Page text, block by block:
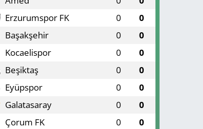
Erzurumspor FK 0 0
Başakşehir 0 0
Kocaelispor 0 0
Beşiktaş 0 0
Eyüpspor 0 0
Galatasaray 0 0
Çorum FK 0 0